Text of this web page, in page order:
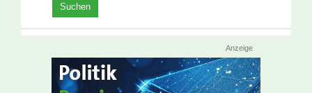
Anzeige